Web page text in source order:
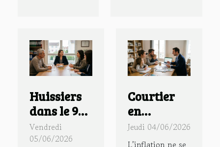
Huissiers
dans le 94 :
quand la
médiation
Vendredi
05/06/2026
Courtier
en
assurance :
la nouvelle
Jeudi 04/06/2026
L’inflation ne se